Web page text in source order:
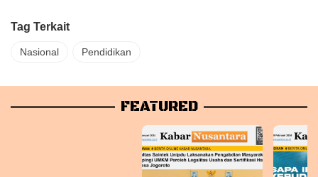
Tag Terkait
Nasional Pendidikan
FEATURED